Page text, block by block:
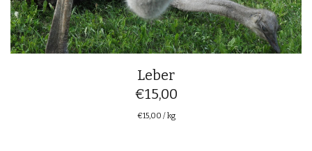
Leber
€15,00
€15,00 / kg